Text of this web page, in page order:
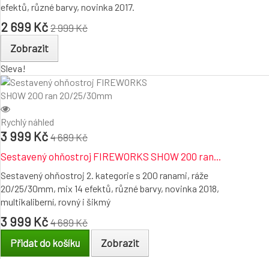
efektů, různé barvy, novinka 2017.
2 699 Kč 2 999 Kč
Zobrazit
Sleva!
Rychlý náhled
3 999 Kč 4 689 Kč
Sestavený ohňostroj FIREWORKS SHOW 200 ran...
Sestavený ohňostroj 2. kategorie s 200 ranami, ráže
20/25/30mm, mix 14 efektů, různé barvy, novinka 2018,
multikaliberní, rovný i šikmý
3 999 Kč 4 689 Kč
Přidat do košíku
Zobrazit